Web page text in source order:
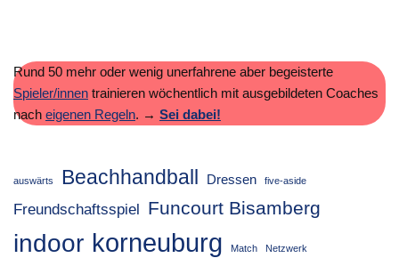
Rund 50 mehr oder wenig unerfahrene aber begeisterte
Spieler/innen trainieren wöchentlich mit ausgebildeten Coaches
nach eigenen Regeln. → Sei dabei!
auswärts Beachhandball Dressen five-aside
Freundschaftsspiel Funcourt Bisamberg
indoor korneuburg Match Netzwerk